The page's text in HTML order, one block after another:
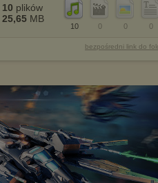
0
0
0
10
10 plików
25,65 MB
bezpośredni link do